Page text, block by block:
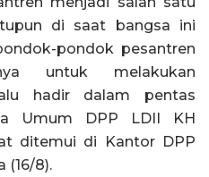
di saat bangsa ini
pondok pesantren
untuk melakukan
hadir dalam pentas
Umum DPP LDII KH
ditemui di Kantor DPP
(16/8).